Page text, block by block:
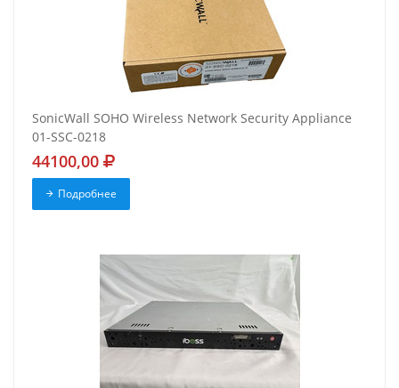
SonicWall SOHO Wireless Network Security Appliance
01-SSC-0218
44100,00
Подробнее